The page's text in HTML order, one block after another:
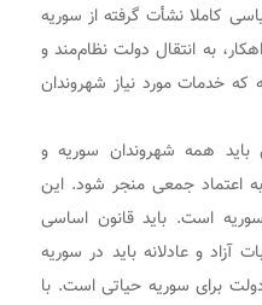
کاملا نشأت گرفته از سوریه
به انتقال دولت نظام‌مند و
خدمات مورد نیاز شهروندان
باید همه شهروندان سوریه و
اعتماد جمعی منجر شود. این
است. باید قانون اساسی
آزاد و عادلانه باید در سوریه
برای سوریه حیاتی است. با